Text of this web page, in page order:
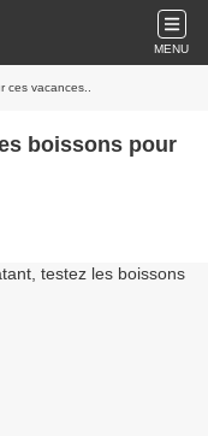
MENU
vacances..
boissons pour